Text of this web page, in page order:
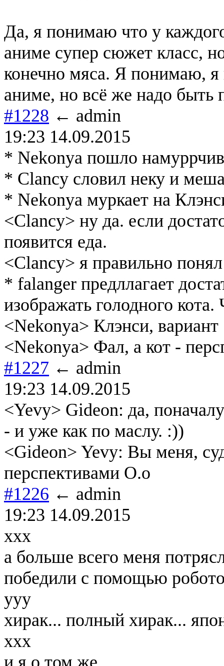
Да, я понимаю что у
аниме супер сюжет класс,
конечно мяса. Я понимаю, я
аниме, но всё же надо быть
#1228 ← admin
19:23 14.09.2015
* Nekonya пошло
* Clancy словил неку и
* Nekonya муркает на
<Clancy> ну да. если
появится еда.
<Clancy> я правильно
* falanger предллагает
изображать голодного
<Nekonya> Клэнси, вариант
<Nekonya> Фал, а кот -
#1227 ← admin
19:23 14.09.2015
<Yevy> Gideon: да,
- и уже как по маслу. :))
<Gideon> Yevy: Вы меня,
перспективами O.o
#1226 ← admin
19:23 14.09.2015
ххх
а больше всего меня
победили с помощью
ууу
хирак... полный хирак...
ххх
и я о том же...